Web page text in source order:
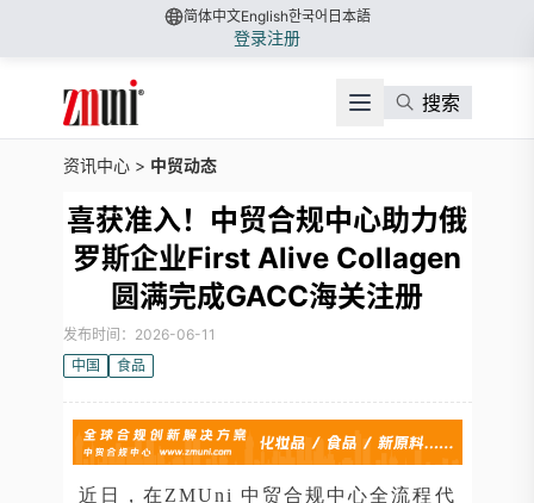
简体中文English한국어 日本語
登录注册
搜索
资讯中心 > 中贸动态
喜获准入！中贸合规中心助力俄
罗斯企业First Alive Collagen
圆满完成GACC海关注册
发布时间：2026-06-11
中国
食品
近日，在ZMUni 中贸合规中心全流程代